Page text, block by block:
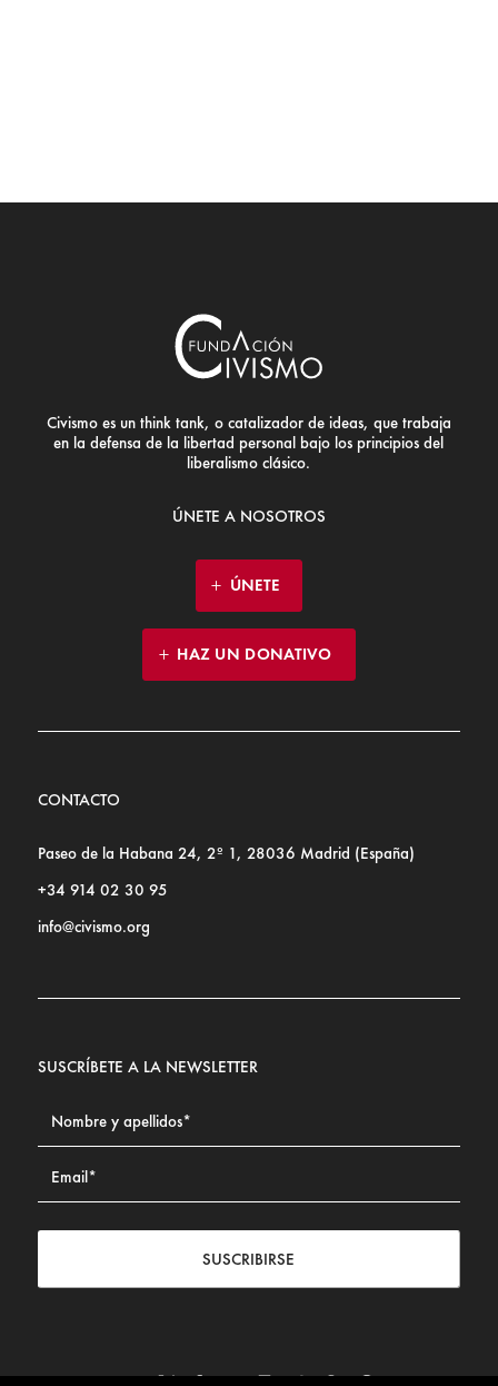
Civismo es un think tank, o catalizador de ideas, que trabaja
en la defensa de la libertad personal bajo los principios del
liberalismo clásico.
ÚNETE A NOSOTROS
ÚNETE
HAZ UN DONATIVO
CONTACTO
Paseo de la Habana 24, 2º 1, 28036 Madrid (España)
+34 914 02 30 95
info@civismo.org
SUSCRÍBETE A LA NEWSLETTER
SUSCRIBIRSE